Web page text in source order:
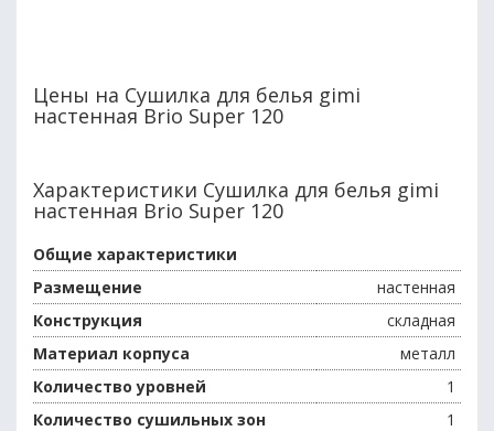
Цены на Сушилка для белья gimi
настенная Brio Super 120
Характеристики Сушилка для белья gimi
настенная Brio Super 120
Общие характеристики
Размещение
настенная
Конструкция
складная
Материал корпуса
металл
Количество уровней
1
Количество сушильных зон
1